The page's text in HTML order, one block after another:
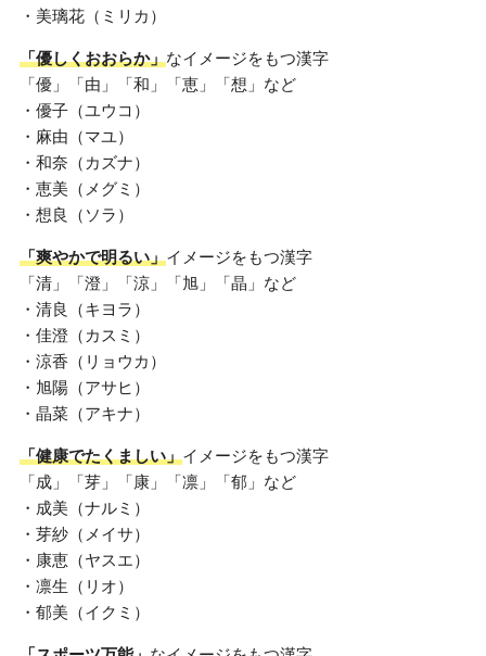
・美璃花（ミリカ）
「優しくおおらか」なイメージをもつ漢字
「優」「由」「和」「恵」「想」など
・優子（ユウコ）
・麻由（マユ）
・和奈（カズナ）
・恵美（メグミ）
・想良（ソラ）
「爽やかで明るい」イメージをもつ漢字
「清」「澄」「涼」「旭」「晶」など
・清良（キヨラ）
・佳澄（カスミ）
・涼香（リョウカ）
・旭陽（アサヒ）
・晶菜（アキナ）
「健康でたくましい」イメージをもつ漢字
「成」「芽」「康」「凛」「郁」など
・成美（ナルミ）
・芽紗（メイサ）
・康恵（ヤスエ）
・凛生（リオ）
・郁美（イクミ）